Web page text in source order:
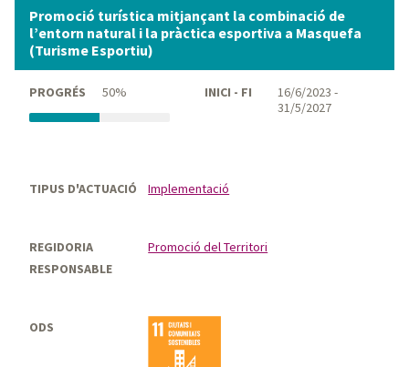
Promoció turística mitjançant la combinació de
l’entorn natural i la pràctica esportiva a Masquefa
(Turisme Esportiu)
PROGRÉS 50% INICI - FI
16/6/2023 -
31/5/2027
TIPUS D'ACTUACIÓ Implementació
REGIDORIA
RESPONSABLE
Promoció del Territori
ODS